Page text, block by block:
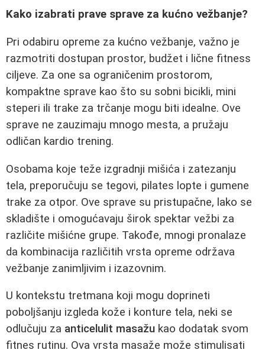
Kako izabrati prave sprave za kućno vežbanje?
Pri odabiru opreme za kućno vežbanje, važno je
razmotriti dostupan prostor, budžet i lične fitness
ciljeve. Za one sa ograničenim prostorom,
kompaktne sprave kao što su sobni bicikli, mini
steperi ili trake za trčanje mogu biti idealne. Ove
sprave ne zauzimaju mnogo mesta, a pružaju
odličan kardio trening.
Osobama koje teže izgradnji mišića i zatezanju
tela, preporučuju se tegovi, pilates lopte i gumene
trake za otpor. Ove sprave su pristupačne, lako se
skladište i omogućavaju širok spektar vežbi za
različite mišićne grupe. Takođe, mnogi pronalaze
da kombinacija različitih vrsta opreme održava
vežbanje zanimljivim i izazovnim.
U kontekstu tretmana koji mogu doprineti
poboljšanju izgleda kože i konture tela, neki se
odlučuju za anticelulit masažu kao dodatak svom
fitnes rutinu. Ova vrsta masaže može stimulisati